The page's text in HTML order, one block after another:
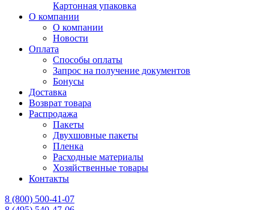
Картонная упаковка
О компании
О компании
Новости
Оплата
Способы оплаты
Запрос на получение документов
Бонусы
Доставка
Возврат товара
Распродажа
Пакеты
Двухшовные пакеты
Пленка
Расходные материалы
Хозяйственные товары
Контакты
8 (800) 500-41-07